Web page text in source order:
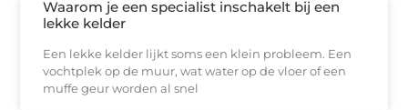
Waarom je een specialist inschakelt bij een
lekke kelder
Een lekke kelder lijkt soms een klein probleem. Een
vochtplek op de muur, wat water op de vloer of een
muffe geur worden al snel